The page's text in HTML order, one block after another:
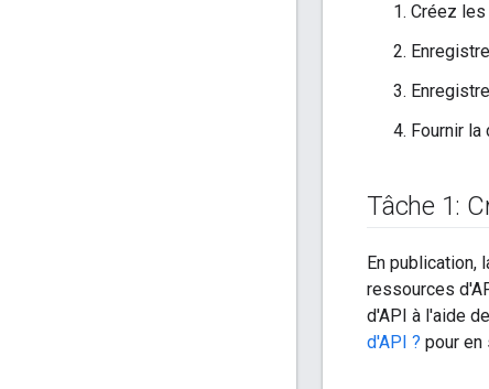
Créez les
Fournir
Tâche 1:
En publication,
ressources
d'API à l'aide
d'API ? pour en